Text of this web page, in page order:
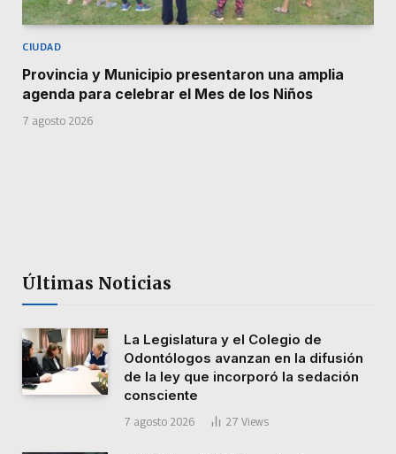
CIUDAD
Provincia y Municipio presentaron una amplia
agenda para celebrar el Mes de los Niños
7 agosto 2026
Últimas Noticias
La Legislatura y el Colegio de
Odontólogos avanzan en la difusión
de la ley que incorporó la sedación
consciente
7 agosto 2026 27 Views